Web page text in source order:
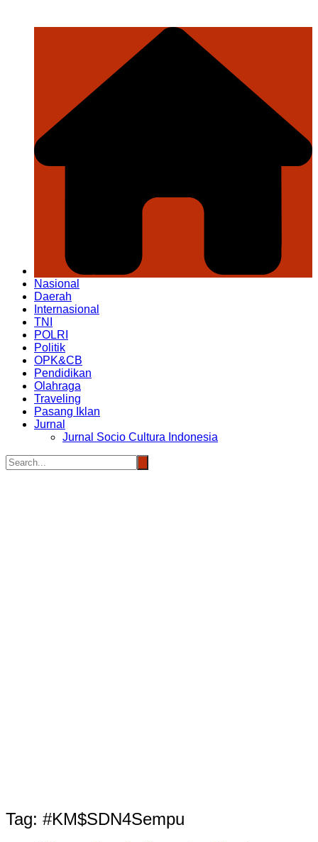
Nasional
Daerah
Internasional
TNI
POLRI
Politik
OPK&CB
Pendidikan
Olahraga
Traveling
Pasang Iklan
Jurnal
Jurnal Socio Cultura Indonesia
Tag: #KM$SDN4Sempu